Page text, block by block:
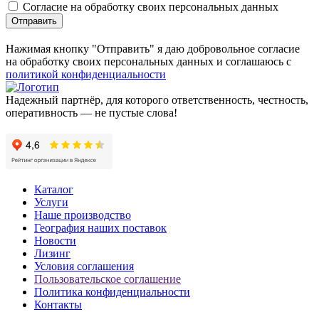
Согласие на обработку своих персональных данных
Отправить
Нажимая кнопку "Отправить" я даю добровольное согласие
на обработку своих персональных данных и соглашаюсь с
политикой конфиденциальности
Надежный партнёр, для которого ответственность, честность,
оперативность — не пустые слова!
Каталог
Услуги
Наше производство
География наших поставок
Новости
Лизинг
Условия соглашения
Пользовательское соглашение
Политика конфиденциальности
Контакты